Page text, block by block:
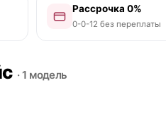
Рассрочка 0%
0-0-12 без переплаты
· 1 модель